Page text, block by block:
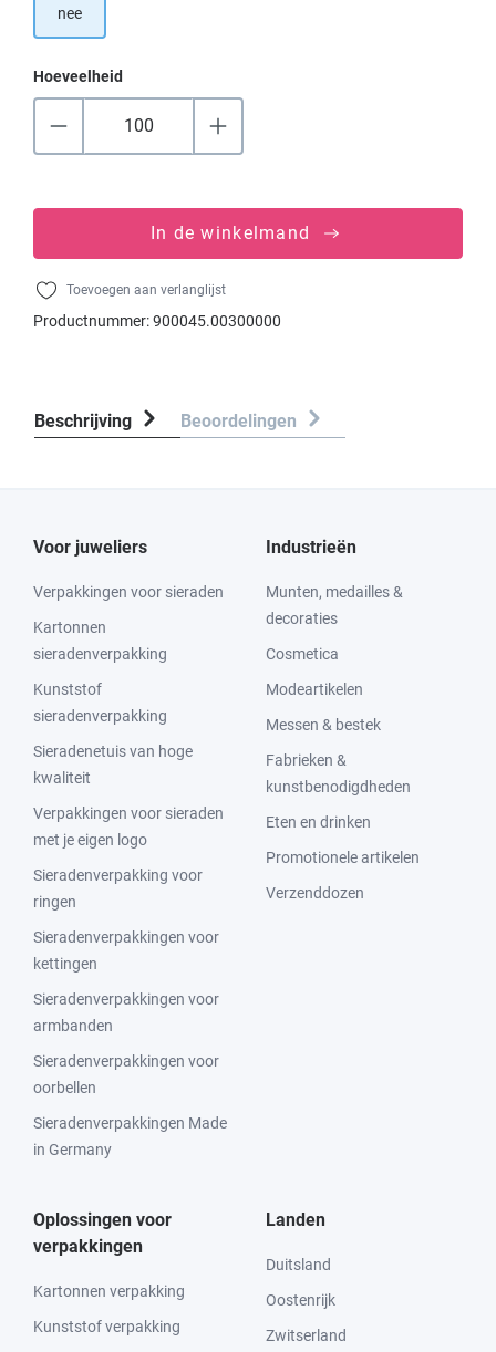
nee
Hoeveelheid
In de winkelmand
Toevoegen aan verlanglijst
Productnummer:900045.00300000
Beschrijving Beoordelingen
Voor juweliers
Verpakkingen voor sieraden
Kartonnen
sieradenverpakking
Kunststof
sieradenverpakking
Sieradenetuis van hoge
kwaliteit
Verpakkingen voor sieraden
met je eigen logo
Sieradenverpakking voor
ringen
Sieradenverpakkingen voor
kettingen
Sieradenverpakkingen voor
armbanden
Sieradenverpakkingen voor
oorbellen
Sieradenverpakkingen Made
in Germany
Industrieën
Munten, medailles &
decoraties
Cosmetica
Modeartikelen
Messen & bestek
Fabrieken &
kunstbenodigdheden
Eten en drinken
Promotionele artikelen
Verzenddozen
Oplossingen voor
verpakkingen
Kartonnen verpakking
Kunststof verpakking
Landen
Duitsland
Oostenrijk
Zwitserland